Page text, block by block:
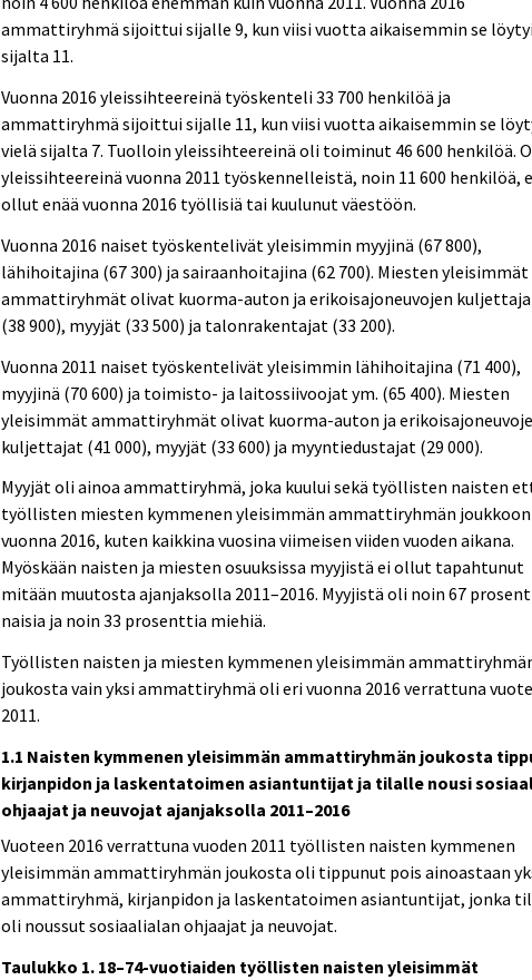
ammattiryhmä sijoittui sijalle 9, kun viisi vuotta aikaisemmin se
sijalta 11.
Vuonna 2016 yleissihteereinä työskenteli 33 700 henkilöä ja
ammattiryhmä sijoittui sijalle 11, kun viisi vuotta aikaisemmin se
vielä sijalta 7. Tuolloin yleissihteereinä oli toiminut 46 600 henkilöä.
yleissihteereinä vuonna 2011 työskennelleistä, noin 11 600 henkilöä,
ollut enää vuonna 2016 työllisiä tai kuulunut väestöön.
Vuonna 2016 naiset työskentelivät yleisimmin myyjinä (67 800),
lähihoitajina (67 300) ja sairaanhoitajina (62 700). Miesten yleisimmät
ammattiryhmät olivat kuorma-auton ja erikoisajoneuvojen
(38 900), myyjät (33 500) ja talonrakentajat (33 200).
Vuonna 2011 naiset työskentelivät yleisimmin lähihoitajina (71 400),
myyjinä (70 600) ja toimisto- ja laitossiivoojat ym. (65 400). Miesten
yleisimmät ammattiryhmät olivat kuorma-auton ja
kuljettajat (41 000), myyjät (33 600) ja myyntiedustajat (29 000).
Myyjät oli ainoa ammattiryhmä, joka kuului sekä työllisten naisten
työllisten miesten kymmenen yleisimmän ammattiryhmän joukkoon
vuonna 2016, kuten kaikkina vuosina viimeisen viiden vuoden aikana.
Myöskään naisten ja miesten osuuksissa myyjistä ei ollut tapahtunut
mitään muutosta ajanjaksolla 2011–2016. Myyjistä oli noin 67
naisia ja noin 33 prosenttia miehiä.
Työllisten naisten ja miesten kymmenen yleisimmän
joukosta vain yksi ammattiryhmä oli eri vuonna 2016 verrattuna
2011.
1.1 Naisten kymmenen yleisimmän ammattiryhmän joukosta
kirjanpidon ja laskentatoimen asiantuntijat ja tilalle nousi
ohjaajat ja neuvojat ajanjaksolla 2011–2016
Vuoteen 2016 verrattuna vuoden 2011 työllisten naisten kymmenen
yleisimmän ammattiryhmän joukosta oli tippunut pois ainoastaan
ammattiryhmä, kirjanpidon ja laskentatoimen asiantuntijat, jonka
oli noussut sosiaalialan ohjaajat ja neuvojat.
Taulukko 1. 18–74-vuotiaiden työllisten naisten yleisimmät